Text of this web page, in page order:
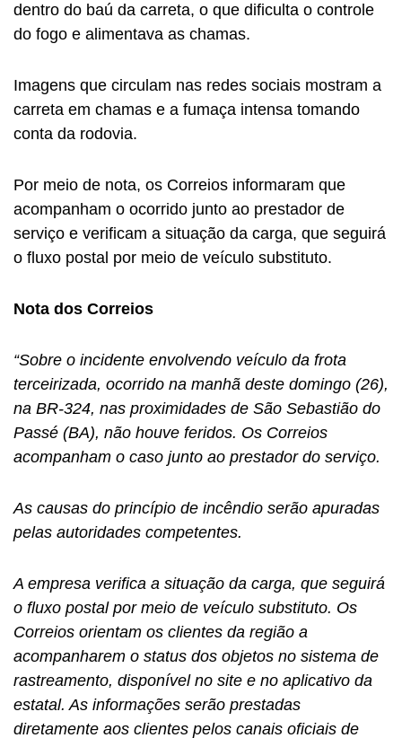
dentro do baú da carreta, o que dificulta o controle
do fogo e alimentava as chamas.
Imagens que circulam nas redes sociais mostram a
carreta em chamas e a fumaça intensa tomando
conta da rodovia.
Por meio de nota, os Correios informaram que
acompanham o ocorrido junto ao prestador de
serviço e verificam a situação da carga, que seguirá
o fluxo postal por meio de veículo substituto.
Nota dos Correios
“Sobre o incidente envolvendo veículo da frota
terceirizada, ocorrido na manhã deste domingo (26),
na BR-324, nas proximidades de São Sebastião do
Passé (BA), não houve feridos. Os Correios
acompanham o caso junto ao prestador do serviço.
As causas do princípio de incêndio serão apuradas
pelas autoridades competentes.
A empresa verifica a situação da carga, que seguirá
o fluxo postal por meio de veículo substituto. Os
Correios orientam os clientes da região a
acompanharem o status dos objetos no sistema de
rastreamento, disponível no site e no aplicativo da
estatal. As informações serão prestadas
diretamente aos clientes pelos canais oficiais de